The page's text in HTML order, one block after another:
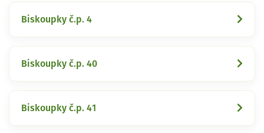
Biskoupky č.p. 4
Biskoupky č.p. 40
Biskoupky č.p. 41